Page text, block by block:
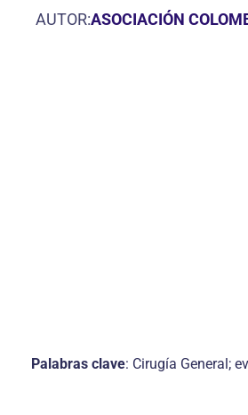
AUTOR:ASOCIACIÓN
Palabras clave: Cirugía General;